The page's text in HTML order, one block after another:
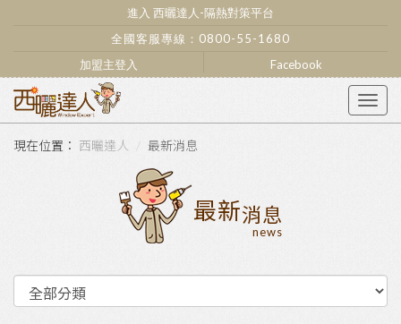
進入 西曬達人-隔熱對策平台
全國客服專線： 0800-55-1680
加盟主登入
Facebook
西曬達人 最新消息
最新消息
news